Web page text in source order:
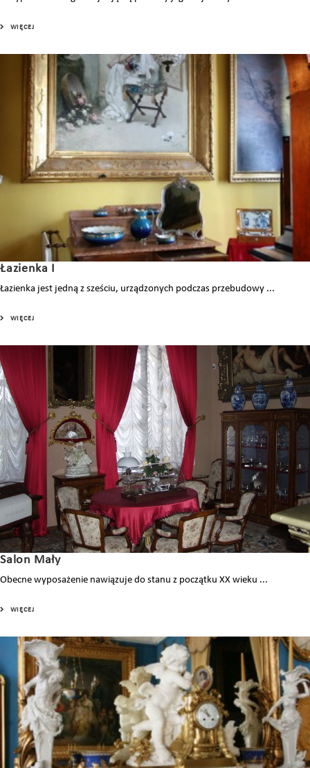
WIĘCEJ
Łazienka I
Łazienka jest jedną z sześciu, urządzonych podczas przebudowy ...
WIĘCEJ
Salon Mały
Obecne wyposażenie nawiązuje do stanu z początku XX wieku ...
WIĘCEJ